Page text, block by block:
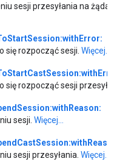
sesji przesyłania na
się rozpocząć sesji. Więcej...
się rozpocząć sesji
sesji. Więcej...
sesji przesyłania. Więcej...